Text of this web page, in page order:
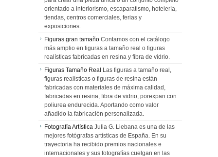
orientado a interiorismo, escaparatismo, hotelería,
tiendas, centros comerciales, ferias y
exposiciones.
Figuras gran tamaño Contamos con el catálogo
más amplio en figuras a tamaño real o figuras
realísticas fabricadas en resina y fibra de vidrio.
Figuras Tamaño Real Las figuras a tamaño real,
figuras realísticas o figuras de resina están
fabricadas con materiales de máxima calidad,
fabricadas en resina, fibra de vidrio, porexpan con
poliurea endurecida. Aportando como valor
añadido la fabricación personalizada.
Fotografía Artística Julia G. Liebana es una de las
mejores fotógrafas artísticas de España. En su
trayectoria ha recibido premios nacionales e
internacionales y sus fotografías cuelgan en las